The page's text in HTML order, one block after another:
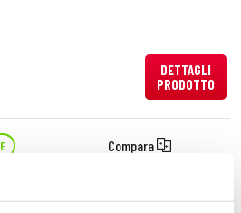
DETTAGLI
PRODOTTO
Compara
Oval titanio